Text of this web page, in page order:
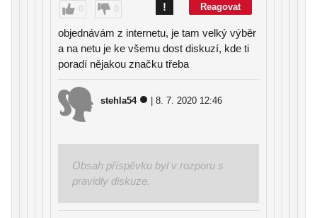
0
0 Reagovat
!
objednávám z internetu, je tam velký výběr
a na netu je ke všemu dost diskuzí, kde ti
poradí nějakou značku třeba
stehla54 | 8. 7. 2020 12:46
Obsah příspěvku byl v rozporu s
pravidly diskuze.